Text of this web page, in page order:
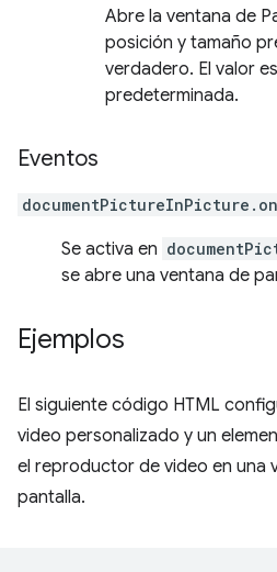
Abre la ventana de
posición y tamaño
verdadero. El valor
predeterminada.
Eventos
Se activa en
se abre una ventana de
Ejemplos
El siguiente código HTML
video personalizado y un
el reproductor de video en una
pantalla.